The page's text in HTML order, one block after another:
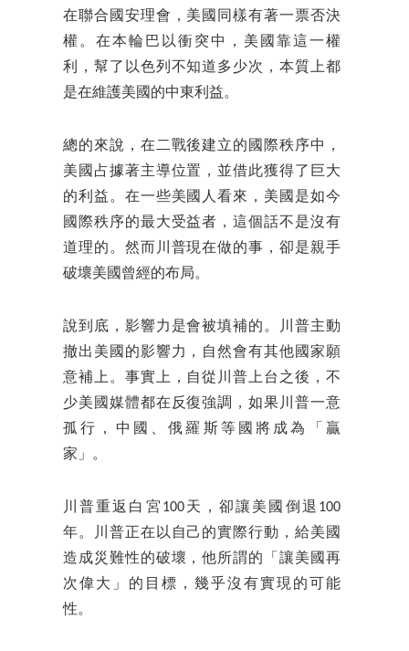
在聯合國安理會，美國同樣有著一票否決
權。在本輪巴以衝突中，美國靠這一權
利，幫了以色列不知道多少次，本質上都
是在維護美國的中東利益。
總的來說，在二戰後建立的國際秩序中，
美國占據著主導位置，並借此獲得了巨大
的利益。在一些美國人看來，美國是如今
國際秩序的最大受益者，這個話不是沒有
道理的。然而川普現在做的事，卻是親手
破壞美國曾經的布局。
說到底，影響力是會被填補的。川普主動
撤出美國的影響力，自然會有其他國家願
意補上。事實上，自從川普上台之後，不
少美國媒體都在反復強調，如果川普一意
孤行，中國、俄羅斯等國將成為「贏
家」。
川普重返白宮100天，卻讓美國倒退100
年。川普正在以自己的實際行動，給美國
造成災難性的破壞，他所謂的「讓美國再
次偉大」的目標，幾乎沒有實現的可能
性。